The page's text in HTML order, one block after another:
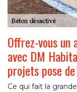
Offrez-vous un
avec DM
projets pose
Ce qui fait la